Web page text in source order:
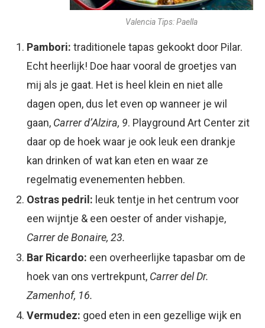
Valencia Tips: Paella
Pambori: traditionele tapas gekookt door Pilar.
Echt heerlijk! Doe haar vooral de groetjes van
mij als je gaat. Het is heel klein en niet alle
dagen open, dus let even op wanneer je wil
gaan, Carrer d’Alzira, 9. Playground Art Center zit
daar op de hoek waar je ook leuk een drankje
kan drinken of wat kan eten en waar ze
regelmatig evenementen hebben.
Ostras pedril: leuk tentje in het centrum voor
een wijntje & een oester of ander vishapje,
Carrer de Bonaire, 23.
Bar Ricardo: een overheerlijke tapasbar om de
hoek van ons vertrekpunt, Carrer del Dr.
Zamenhof, 16.
Vermudez: goed eten in een gezellige wijk en